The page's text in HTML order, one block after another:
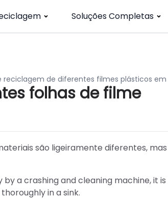
Soluções Completas
reciclagem de diferentes filmes plásticos
folhas de filme
são ligeiramente diferentes,
a crashing and cleaning machine, it
in a sink.